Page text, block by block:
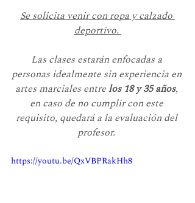
Se solicita venir con ropa y calzado
deportivo.
Las clases estarán enfocadas a
personas idealmente sin experiencia en
artes marciales entre los 18 y 35 años,
en caso de no cumplir con este
requisito, quedará a la evaluación del
profesor.
https://youtu.be/QxVBPRakHh8